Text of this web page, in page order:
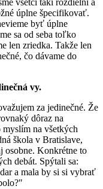
všetci takí rozdielni a
úplne špecifikovať.
byť úplne
sa od seba toľko
len zriedka. Takže len
čo dávame do
vy.
za jedinečné. Že
dôraz na
na všetkých
škola v Bratislave,
osobne. Konkrétne to
debát. Spýtali sa:
a mala by si si vybrať